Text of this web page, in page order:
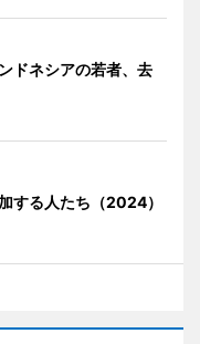
ドネシアの若者、去
する人たち（2024）